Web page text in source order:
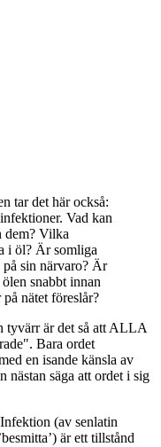
tar det här också:
Vad kan
dem? Vilka
i öl? Är somliga
sin närvaro? Är
snabbt innan
nätet föreslår?
tyvärr är det så att ALLA
Bara ordet
en isande känsla av
nästan säga att ordet i sig
(av senlatin
är ett tillstånd